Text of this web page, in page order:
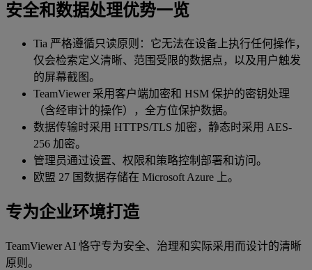
安全和数据处理优势一览
Tia 严格遵循只读原则：它无法在设备上执行任何操作，
仅会检索定义清晰、范围受限的数据点，以及用户触发
的屏幕截图。
TeamViewer 采用客户端加密和 HSM 保护的密钥处理
（含经审计的操作），全方位保护数据。
数据传输时采用 HTTPS/TLS 加密，静态时采用 AES-
256 加密。
管理员通过设置、权限和策略控制部署和访问。
欧盟 27 国数据存储在 Microsoft Azure 上。
专为企业环境打造
TeamViewer AI 恪守专为安全、治理和实际采用而设计的清晰
原则。